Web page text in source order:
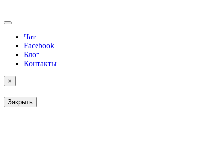
Чат
Facebook
Блог
Контакты
×
Закрыть